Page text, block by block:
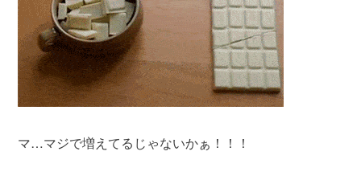
マ…マジで増えてるじゃないかぁ！！！